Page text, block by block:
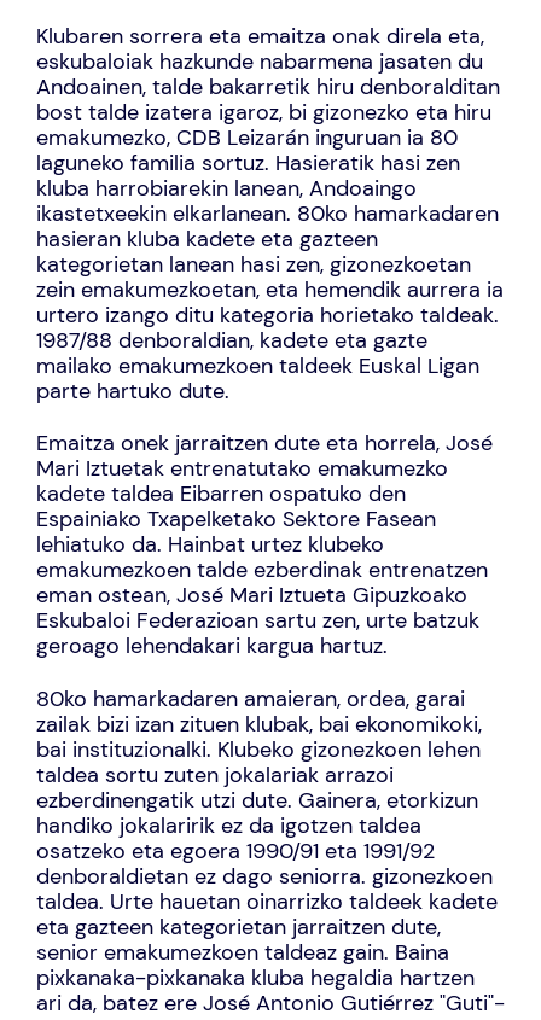
Klubaren sorrera eta emaitza onak direla eta,
eskubaloiak hazkunde nabarmena jasaten du
Andoainen, talde bakarretik hiru denboralditan
bost talde izatera igaroz, bi gizonezko eta hiru
emakumezko, CDB Leizarán inguruan ia 80
laguneko familia sortuz. Hasieratik hasi zen
kluba harrobiarekin lanean, Andoaingo
ikastetxeekin elkarlanean. 80ko hamarkadaren
hasieran kluba kadete eta gazteen
kategorietan lanean hasi zen, gizonezkoetan
zein emakumezkoetan, eta hemendik aurrera ia
urtero izango ditu kategoria horietako taldeak.
1987/88 denboraldian, kadete eta gazte
mailako emakumezkoen taldeek Euskal Ligan
parte hartuko dute.
Emaitza onek jarraitzen dute eta horrela, José
Mari Iztuetak entrenatutako emakumezko
kadete taldea Eibarren ospatuko den
Espainiako Txapelketako Sektore Fasean
lehiatuko da. Hainbat urtez klubeko
emakumezkoen talde ezberdinak entrenatzen
eman ostean, José Mari Iztueta Gipuzkoako
Eskubaloi Federazioan sartu zen, urte batzuk
geroago lehendakari kargua hartuz.
80ko hamarkadaren amaieran, ordea, garai
zailak bizi izan zituen klubak, bai ekonomikoki,
bai instituzionalki. Klubeko gizonezkoen lehen
taldea sortu zuten jokalariak arrazoi
ezberdinengatik utzi dute. Gainera, etorkizun
handiko jokalaririk ez da igotzen taldea
osatzeko eta egoera 1990/91 eta 1991/92
denboraldietan ez dago seniorra. gizonezkoen
taldea. Urte hauetan oinarrizko taldeek kadete
eta gazteen kategorietan jarraitzen dute,
senior emakumezkoen taldeaz gain. Baina
pixkanaka-pixkanaka kluba hegaldia hartzen
ari da, batez ere José Antonio Gutiérrez "Guti"-